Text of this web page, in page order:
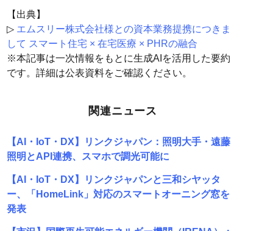
【出典】
▷ エムスリー株式会社様との資本業務提携につきま
して スマート住宅 × 在宅医療 × PHRの融合
※本記事は一次情報をもとに生成AIを活用した要約
です。詳細は公表資料をご確認ください。
関連ニュース
【AI・IoT・DX】リンクジャパン：照明大手・遠藤
照明とAPI連携、スマホで調光可能に
【AI・IoT・DX】リンクジャパンと三和シヤッタ
ー、「HomeLink」対応のスマートオーニング窓を
発表